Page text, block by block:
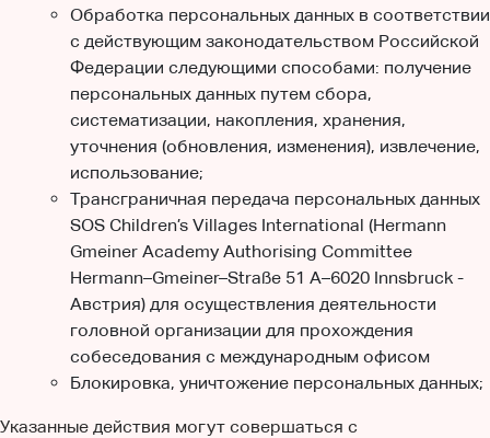
Обработка персональных данных в соответствии
с действующим законодательством Российской
Федерации следующими способами: получение
персональных данных путем сбора,
систематизации, накопления, хранения,
уточнения (обновления, изменения), извлечение,
использование;
Трансграничная передача персональных данных
SOS Children’s Villages International (Hermann
Gmeiner Academy Authorising Committee
Hermann–Gmeiner–Straße 51 A–6020 Innsbruck -
Австрия) для осуществления деятельности
головной организации для прохождения
собеседования с международным офисом
Блокировка, уничтожение персональных данных;
Указанные действия могут совершаться с